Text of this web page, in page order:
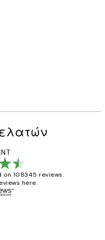
on 108345 reviews.
here.